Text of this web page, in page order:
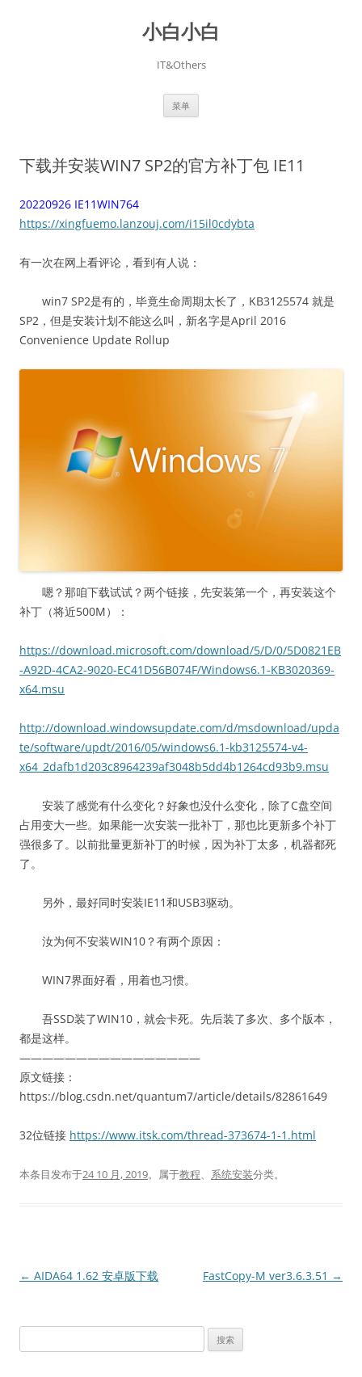
小白小白
IT&Others
菜单
下载并安装WIN7 SP2的官方补丁包 IE11
20220926 IE11WIN764
https://xingfuemo.lanzouj.com/i15il0cdybta
有一次在网上看评论，看到有人说：
win7 SP2是有的，毕竟生命周期太长了，KB3125574 就是
SP2，但是安装计划不能这么叫，新名字是April 2016
Convenience Update Rollup
嗯？那咱下载试试？两个链接，先安装第一个，再安装这个
补丁（将近500M）：
https://download.microsoft.com/download/5/D/0/5D0821EB
-A92D-4CA2-9020-EC41D56B074F/Windows6.1-KB3020369-
x64.msu
http://download.windowsupdate.com/d/msdownload/upda
te/software/updt/2016/05/windows6.1-kb3125574-v4-
x64_2dafb1d203c8964239af3048b5dd4b1264cd93b9.msu
安装了感觉有什么变化？好象也没什么变化，除了C盘空间
占用变大一些。如果能一次安装一批补丁，那也比更新多个补丁
强很多了。以前批量更新补丁的时候，因为补丁太多，机器都死
了。
另外，最好同时安装IE11和USB3驱动。
汝为何不安装WIN10？有两个原因：
WIN7界面好看，用着也习惯。
吾SSD装了WIN10，就会卡死。先后装了多次、多个版本，
都是这样。
————————————————
原文链接：
https://blog.csdn.net/quantum7/article/details/82861649
32位链接 https://www.itsk.com/thread-373674-1-1.html
本条目发布于24 10 月, 2019。属于教程、 系统安装分类。
文
← AIDA64 1.62 安卓版下载 FastCopy-M ver3.6.3.51 →
索：